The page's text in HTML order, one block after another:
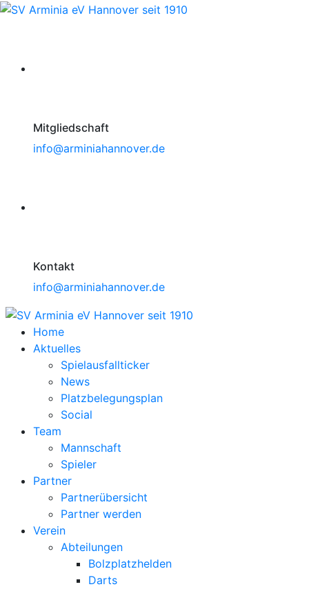
Mitgliedschaft
info@arminiahannover.de
Kontakt
info@arminiahannover.de
Home
Aktuelles
Spielausfallticker
News
Platzbelegungsplan
Social
Team
Mannschaft
Spieler
Partner
Partnerübersicht
Partner werden
Verein
Abteilungen
Bolzplatzhelden
Darts